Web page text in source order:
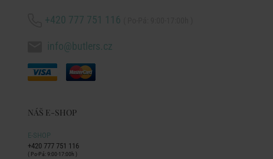
+420 777 751 116
info@butlers.cz
NÁŠ E-SHOP
E-SHOP
+420 777 751 116
( Po-Pá: 9:00-17:00h )